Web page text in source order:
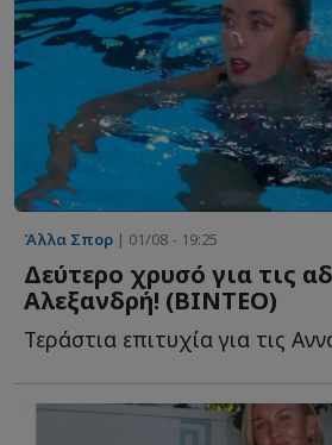
Άλλα Σπορ | 01/08 - 19:25
Δεύτερο χρυσό για τις
Αλεξανδρή! (ΒΙΝΤΕΟ)